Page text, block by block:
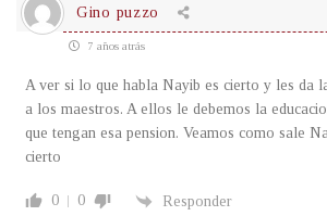
Gino puzzo
7 años atrás
A ver si lo que habla Nayib es cierto y les da
a los maestros. A ellos le debemos la
que tengan esa pension. Veamos como sale
cierto
0 0 Responder